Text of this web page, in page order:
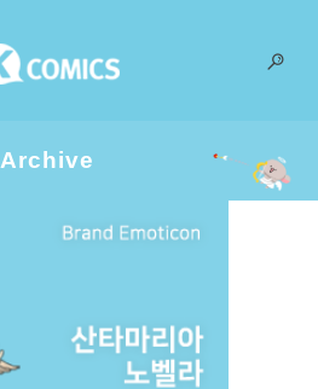
Archive